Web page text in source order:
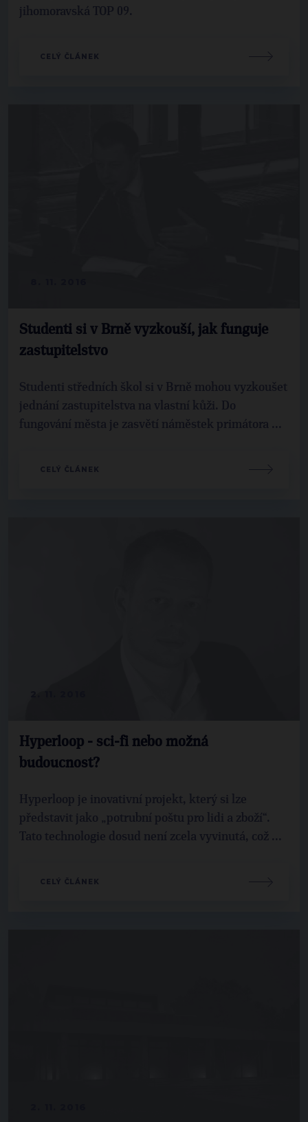
jihomoravská TOP 09.
CELÝ ČLÁNEK
Studenti si v Brně vyzkouší, jak funguje
zastupitelstvo
Studenti středních škol si v Brně mohou vyzkoušet
jednání zastupitelstva na vlastní kůži. Do
fungování města je zasvětí náměstek primátora ...
CELÝ ČLÁNEK
Hyperloop - sci-fi nebo možná
budoucnost?
Hyperloop je inovativní projekt, který si lze
představit jako „potrubní poštu pro lidi a zboží“.
Tato technologie dosud není zcela vyvinutá, což ...
CELÝ ČLÁNEK